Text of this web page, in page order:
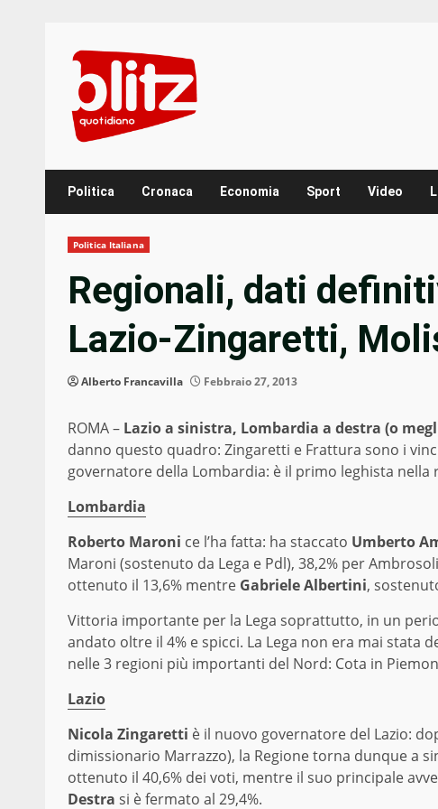
content
Politica Cronaca Economia Sport Video
Politica Italiana
Regionali, dati
Lazio-Zingaretti,
Alberto Francavilla Febbraio 27, 2013
ROMA – Lazio a sinistra, Lombardia a destra (o
danno questo quadro: Zingaretti e Frattura sono i
governatore della Lombardia: è il primo leghista nella
Lombardia
Roberto Maroni ce l’ha fatta: ha staccato Umberto
Maroni (sostenuto da Lega e Pdl), 38,2% per
ottenuto il 13,6% mentre Gabriele Albertini,
Vittoria importante per la Lega soprattutto, in un
andato oltre il 4% e spicci. La Lega non era mai stata
nelle 3 regioni più importanti del Nord: Cota in
Lazio
Nicola Zingaretti è il nuovo governatore del Lazio:
dimissionario Marrazzo), la Regione torna dunque a
ottenuto il 40,6% dei voti, mentre il suo principale
Destra si è fermato al 29,4%.